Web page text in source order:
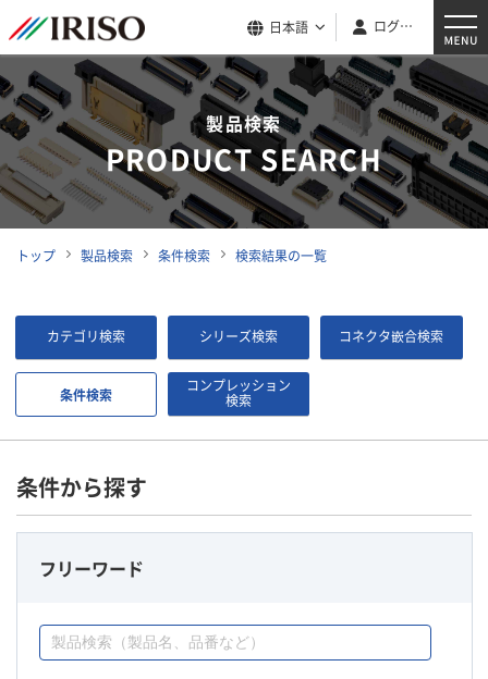
日本語 ログイン
製品検索
PRODUCT SEARCH
トップ 製品検索 条件検索 検索結果の一覧
カテゴリ検索 シリーズ検索 コネクタ嵌合検索
条件検索 コンプレッション
検索
条件から探す
フリーワード